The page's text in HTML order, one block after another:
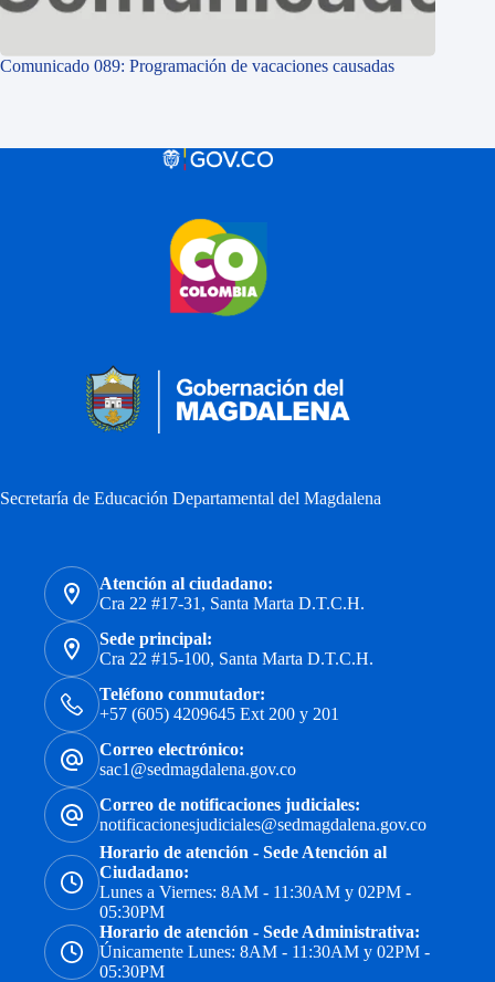
Comunicado 089: Programación de vacaciones causadas
Secretaría de Educación Departamental del Magdalena
Atención al ciudadano:
Cra 22 #17-31, Santa Marta D.T.C.H.
Sede principal:
Cra 22 #15-100, Santa Marta D.T.C.H.
Teléfono conmutador:
+57 (605) 4209645 Ext 200 y 201
Correo electrónico:
sac1@sedmagdalena.gov.co
Correo de notificaciones judiciales:
notificacionesjudiciales@sedmagdalena.gov.co
Horario de atención - Sede Atención al
Ciudadano:
Lunes a Viernes: 8AM - 11:30AM y 02PM -
05:30PM
Horario de atención - Sede Administrativa:
Únicamente Lunes: 8AM - 11:30AM y 02PM -
05:30PM